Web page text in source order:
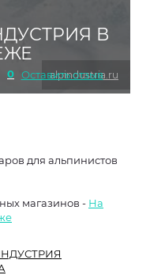
alpindustria.ru
В
0 Оставить отзыв
для альпинистов
магазинов - На